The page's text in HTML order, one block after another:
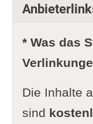
* Was das
Die Inhalte
sind